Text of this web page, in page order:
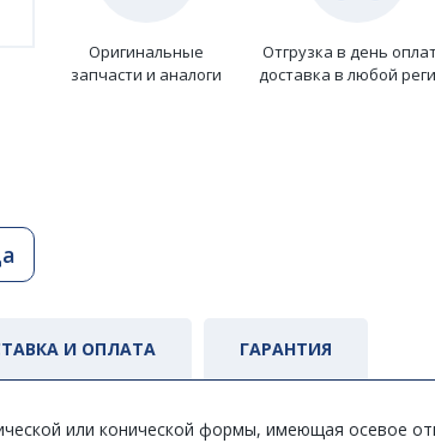
Оригинальные
запчасти и аналоги
Отгрузка в день
доставка в любой
И ОПЛАТА ГАРАНТИЯ
или конической формы, имеющая осевое